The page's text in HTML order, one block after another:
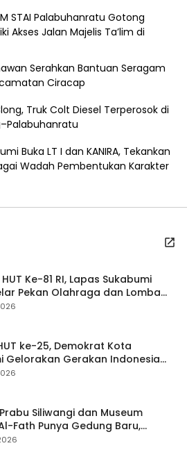
STAI Palabuhanratu Gotong
Akses Jalan Majelis Ta’lim di
Serahkan Bantuan Seragam
Ciracap
Truk Colt Diesel Terperosok di
Buka LT I dan KANIRA, Tekankan
Wadah Pembentukan Karakter
Ke-81 RI, Lapas Sukabumi
Pekan Olahraga dan Lomba
ke-25, Demokrat Kota
Gelorakan Gerakan Indonesia
Aksi Bersih Masjid Agung
Siliwangi dan Museum
Fath Punya Gedung Baru,
Koleksi Dipisahkan